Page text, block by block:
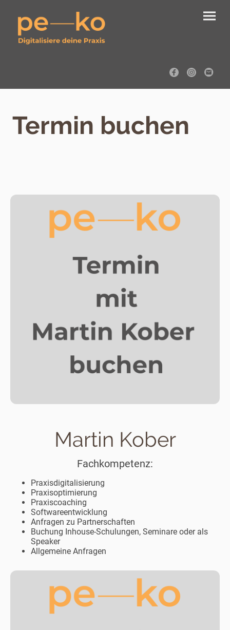
Termin buchen
Martin Kober
Fachkompetenz:
Praxisdigitalisierung
Praxisoptimierung
Praxiscoaching
Softwareentwicklung
Anfragen zu Partnerschaften
Buchung Inhouse-Schulungen, Seminare oder als
Speaker
Allgemeine Anfragen